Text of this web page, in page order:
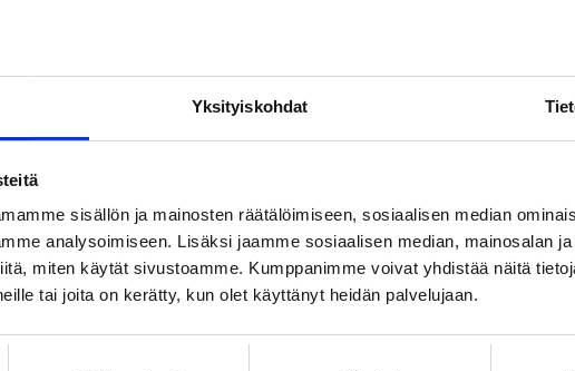
Yksityiskohdat
sisällön ja mainosten räätälöimiseen, sosiaalisen median
analysoimiseen. Lisäksi jaamme sosiaalisen median, mainosalan
miten käytät sivustoamme. Kumppanimme voivat yhdistää näitä
tai joita on kerätty, kun olet käyttänyt heidän palvelujaan.
jäsen, tai jo pidemmän aikaa jäsenenä ollut?
mukaan!
ja jäsenasiointi –
pähkinänkuoressa
Fees, and Contacting – Loimu Membership in a Nutshell